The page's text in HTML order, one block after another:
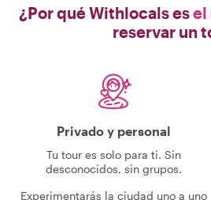
¿Por qué Withlocals esel
reservar un
Privado y personal
Tu tour es solo para ti. Sin
desconocidos, sin grupos.
Experimentarás la ciudad uno a uno